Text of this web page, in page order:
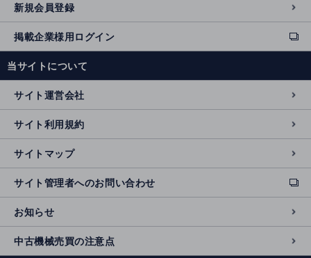
新規会員登録
掲載企業様用ログイン
ext
e
n
al
si
t
e
当サイトについて
サイト運営会社
サイト利用規約
サイトマップ
サイト管理者へのお問い合わせ
ext
e
r
n
al
お知らせ
中古機械売買の注意点